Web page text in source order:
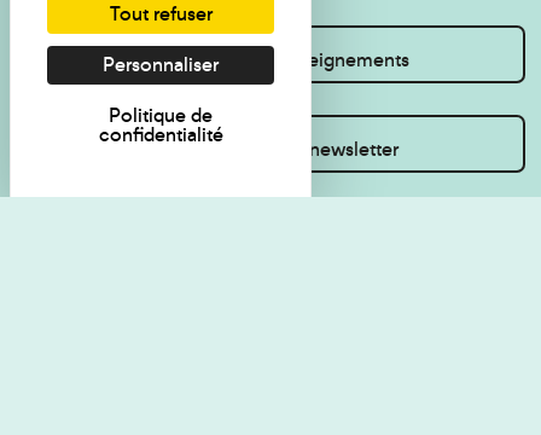
Je souhaite des renseignements
Inscrivez-vous à la newsletter
Tout refuser
Personnaliser
Politique de
confidentialité